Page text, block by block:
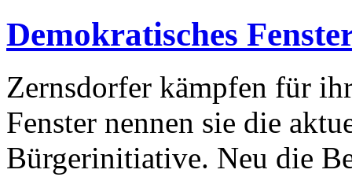
Demokratisches
Zernsdorfer kämpfen für
Fenster nennen sie die
Bürgerinitiative. Neu die